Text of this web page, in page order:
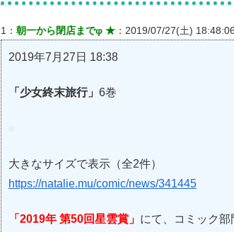
1： 朝一から閉店までφ ★ ：2019/07/27(土)
2019年7月27日 18:38
「少女終末旅行」 6巻
大きなサイズで表示（全2件）
https://natalie.mu/comic/news/341445
「2019年 第50回星雲賞」 にて、コミック